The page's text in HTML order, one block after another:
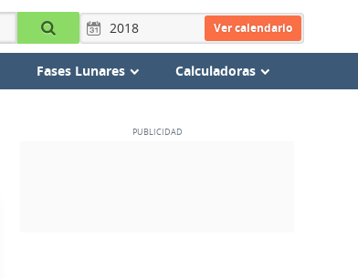
Ver calendario
Fases Lunares Calculadoras